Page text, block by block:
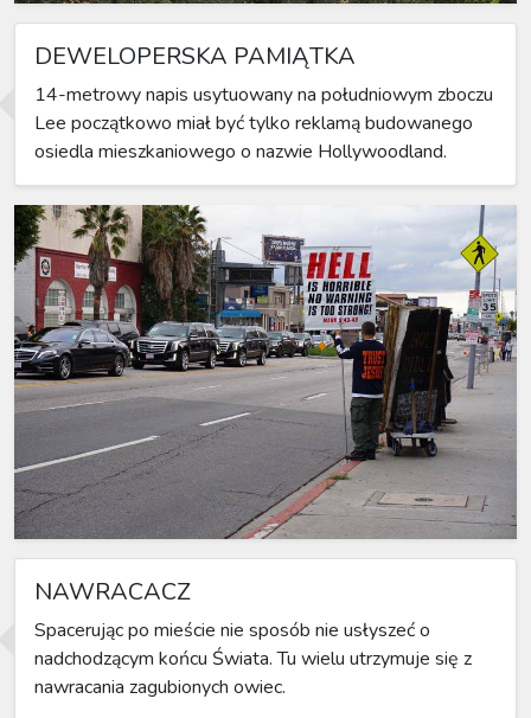
DEWELOPERSKA PAMIĄTKA
14-metrowy napis usytuowany na południowym zboczu
Lee początkowo miał być tylko reklamą budowanego
osiedla mieszkaniowego o nazwie Hollywoodland.
NAWRACACZ
Spacerując po mieście nie sposób nie usłyszeć o
nadchodzącym końcu Świata. Tu wielu utrzymuje się z
nawracania zagubionych owiec.